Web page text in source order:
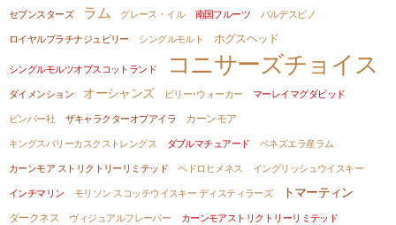
セブンスターズ ラム グレース・イル 南国フルーツ
バルデスピノ
ロイヤルプラチナジュビリー
シングルモルト ホグスヘッド
シングルモルツオブスコットランド コニサーズチョイス
ダイメンション オーシャンズ ビリー･ウォーカー
マーレイマグダビッド
ビンバー社
ザキャラクターオブアイラ
カーンモア
キングスバリーカスクストレングス
ダブルマチュアード
ベネズエラ産ラム
カーンモア ストリクトリーリミテッド
ペドロヒメネス
イングリッシュウイスキー
インチマリン
モリソン スコッチウイスキー ディスティラーズ トマーティン
ダークネス ヴィジュアルフレーバー
カーンモアストリクトリーリミテッド